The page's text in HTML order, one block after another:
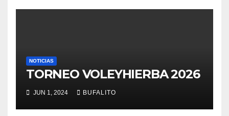
NOTICIAS
TORNEO VOLEYHIERBA 2026
JUN 1, 2024 BUFALITO